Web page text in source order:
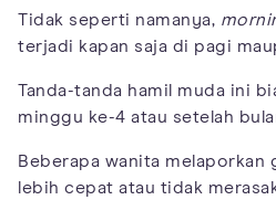
Tidak seperti namanya,
terjadi kapan saja di pagi
Tanda-tanda hamil muda ini
minggu ke-4 atau setelah
Beberapa wanita melaporkan
lebih cepat atau tidak